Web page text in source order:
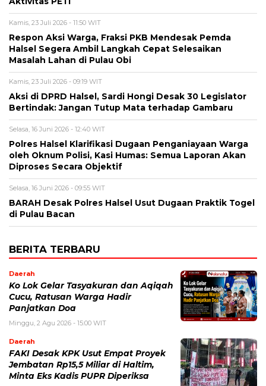
Kamis, 23 Juli 2026 - 11:50 WIT
Respon Aksi Warga, Fraksi PKB Mendesak Pemda
Halsel Segera Ambil Langkah Cepat Selesaikan
Masalah Lahan di Pulau Obi
Kamis, 23 Juli 2026 - 09:19 WIT
Aksi di DPRD Halsel, Sardi Hongi Desak 30 Legislator
Bertindak: Jangan Tutup Mata terhadap Gambaru
Selasa, 16 Juni 2026 - 12:40 WIT
Polres Halsel Klarifikasi Dugaan Penganiayaan Warga
oleh Oknum Polisi, Kasi Humas: Semua Laporan Akan
Diproses Secara Objektif
Selasa, 16 Juni 2026 - 09:55 WIT
BARAH Desak Polres Halsel Usut Dugaan Praktik Togel
di Pulau Bacan
BERITA TERBARU
Daerah
Ko Lok Gelar Tasyakuran dan Aqiqah
Cucu, Ratusan Warga Hadir
Panjatkan Doa
Minggu, 2 Agu 2026 - 15:00 WIT
Daerah
FAKI Desak KPK Usut Empat Proyek
Jembatan Rp15,5 Miliar di Haltim,
Minta Eks Kadis PUPR Diperiksa